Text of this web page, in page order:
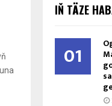
IŇ TÄZE
01